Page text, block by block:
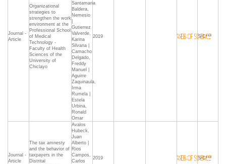
Journal -
Article
Organizational
strategies to
strengthen the work
environment at the
Professional School
of Medical
Technology -
Faculty of Health
Sciences of the
University of
Chiclayo
Santamaria
Baldera,
Nemesio
Gutierrez
Valverde,
Karina
Silvana |
Camacho
Delgado,
Freddy
Manuel |
Aguirre
Zaquinaula,
Irma
Rumela |
Estela
Urbina,
Ronald
Omar
2019 S/C***
Journal -
Article
The tax amnesty
and the behavior of
taxpayers in the
Distrital
Avalos
Hubeck,
Juan
Alberto |
Rios
Campos,
Carlos
2019 S/C***